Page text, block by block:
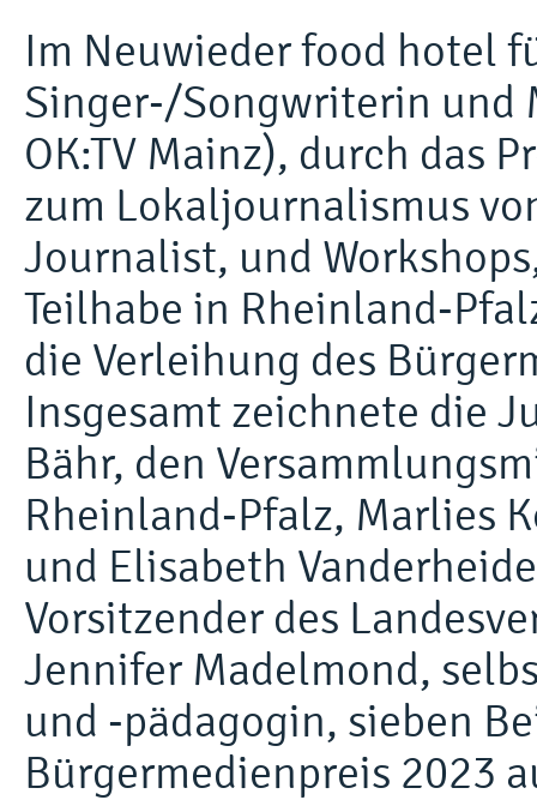
Im Neuwieder food hotel
Singer-/Songwriterin und
OK:TV Mainz), durch das
zum Lokaljournalismus
Journalist, und
Teilhabe in Rheinland-
die Verleihung des
Insgesamt zeichnete die
Bähr, den
Rheinland-Pfalz, Marlies
und Elisabeth
Vorsitzender des
Jennifer Madelmond,
und -pädagogin, sieben
Bürgermedienpreis 2023